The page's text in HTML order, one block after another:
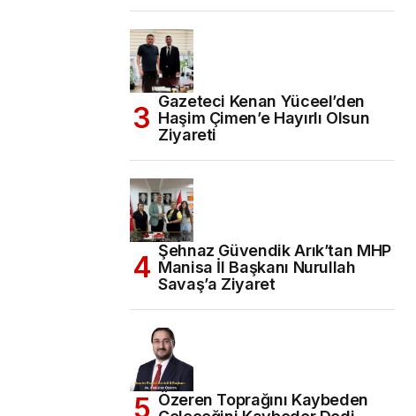
Gazeteci Kenan Yüceel’den
Haşim Çimen’e Hayırlı Olsun
Ziyareti
Şehnaz Güvendik Arık’tan MHP
Manisa İl Başkanı Nurullah
Savaş’a Ziyaret
Özeren Toprağını Kaybeden